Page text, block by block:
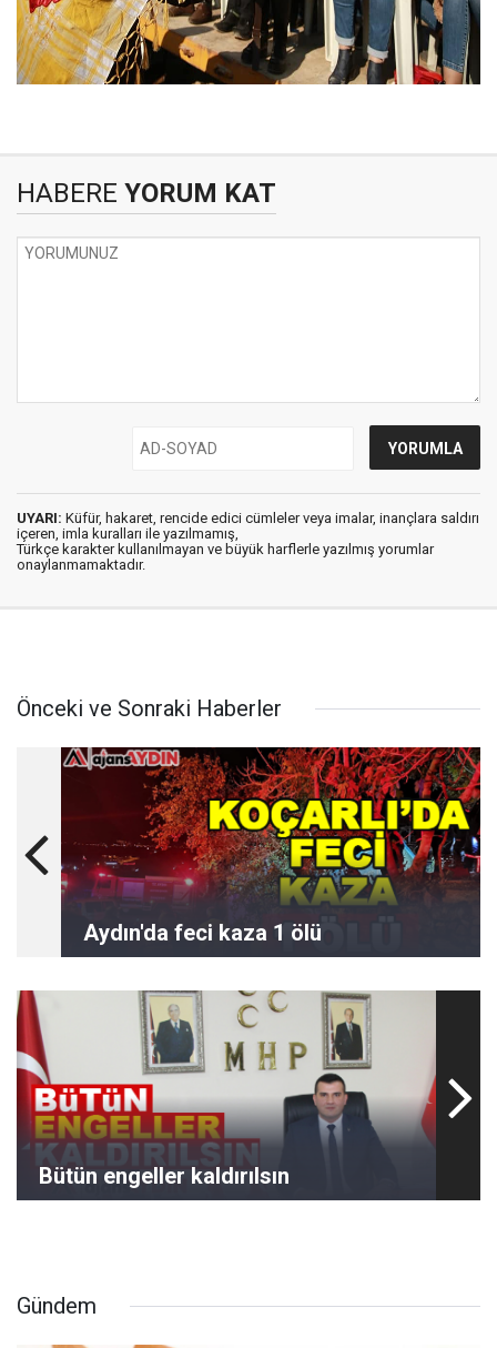
HABERE YORUM KAT
UYARI: Küfür, hakaret, rencide edici cümleler veya imalar, inançlara saldırı
içeren, imla kuralları ile yazılmamış,
Türkçe karakter kullanılmayan ve büyük harflerle yazılmış yorumlar
onaylanmamaktadır.
Önceki ve Sonraki Haberler
Aydın'da feci kaza 1 ölü
Bütün engeller kaldırılsın
Gündem